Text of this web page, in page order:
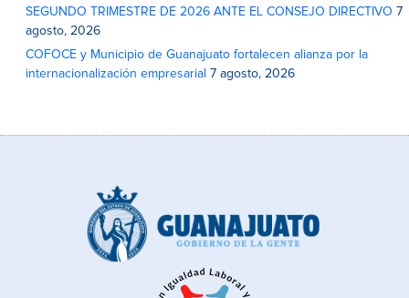
SEGUNDO TRIMESTRE DE 2026 ANTE EL CONSEJO DIRECTIVO 7
agosto, 2026
COFOCE y Municipio de Guanajuato fortalecen alianza por la
internacionalización empresarial 7 agosto, 2026